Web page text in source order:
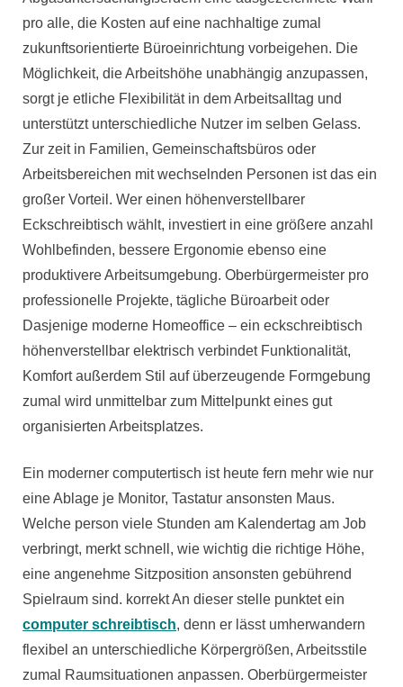
pro alle, die Kosten auf eine nachhaltige zumal
zukunftsorientierte Büroeinrichtung vorbeigehen. Die
Möglichkeit, die Arbeitshöhe unabhängig anzupassen,
sorgt je etliche Flexibilität in dem Arbeitsalltag und
unterstützt unterschiedliche Nutzer im selben Gelass.
Zur zeit in Familien, Gemeinschaftsbüros oder
Arbeitsbereichen mit wechselnden Personen ist das ein
großer Vorteil. Wer einen höhenverstellbarer
Eckschreibtisch wählt, investiert in eine größere anzahl
Wohlbefinden, bessere Ergonomie ebenso eine
produktivere Arbeitsumgebung. Oberbürgermeister pro
professionelle Projekte, tägliche Büroarbeit oder
Dasjenige moderne Homeoffice – ein eckschreibtisch
höhenverstellbar elektrisch verbindet Funktionalität,
Komfort außerdem Stil auf überzeugende Formgebung
zumal wird unmittelbar zum Mittelpunkt eines gut
organisierten Arbeitsplatzes.
Ein moderner computertisch ist heute fern mehr wie nur
eine Ablage je Monitor, Tastatur ansonsten Maus.
Welche person viele Stunden am Kalendertag am Job
verbringt, merkt schnell, wie wichtig die richtige Höhe,
eine angenehme Sitzposition ansonsten gebührend
Spielraum sind. korrekt An dieser stelle punktet ein
computer schreibtisch, denn er lässt umherwandern
flexibel an unterschiedliche Körpergrößen, Arbeitsstile
zumal Raumsituationen anpassen. Oberbürgermeister